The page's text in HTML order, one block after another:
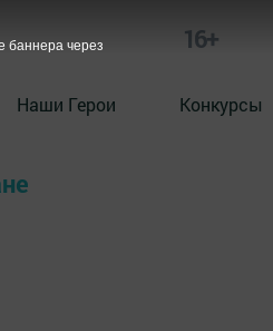
16+
Наши Герои Конкурсы
баннера через